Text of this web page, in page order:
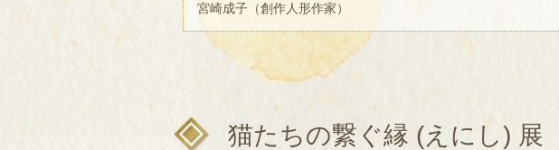
宮崎成子（創作人形作家）
猫たちの繋ぐ縁 (えにし) 展